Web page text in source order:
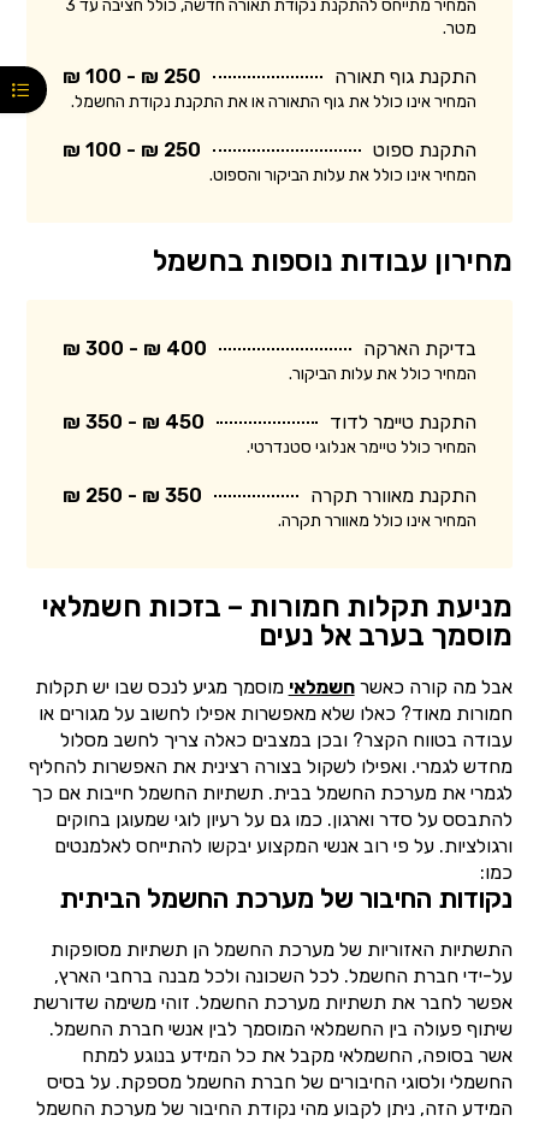
המחיר מתייחס להתקנת נקודת תאורה חדשה, כולל חציבה עד 3
מטר.
התקנת גוף תאורה 250 ₪ - 100 ₪
המחיר אינו כולל את גוף התאורה או את התקנת נקודת החשמל.
התקנת ספוט 250 ₪ - 100 ₪
המחיר אינו כולל את עלות הביקור והספוט.
מחירון עבודות נוספות בחשמל
בדיקת הארקה 400 ₪ - 300 ₪
המחיר כולל את עלות הביקור.
התקנת טיימר לדוד 450 ₪ - 350 ₪
המחיר כולל טיימר אנלוגי סטנדרטי.
התקנת מאוורר תקרה 350 ₪ - 250 ₪
המחיר אינו כולל מאוורר תקרה.
מניעת תקלות חמורות – בזכות חשמלאי
מוסמך בערב אל נעים
אבל מה קורה כאשרחשמלאי מוסמך מגיע לנכס שבו יש תקלות
חמורות מאוד? כאלו שלא מאפשרות אפילו לחשוב על מגורים או
עבודה בטווח הקצר? ובכן במצבים כאלה צריך לחשב מסלול
מחדש לגמרי. ואפילו לשקול בצורה רצינית את האפשרות להחליף
לגמרי את מערכת החשמל בבית. תשתיות החשמל חייבות אם כך
להתבסס על סדר וארגון. כמו גם על רעיון לוגי שמעוגן בחוקים
ורגולציות. על פי רוב אנשי המקצוע יבקשו להתייחס לאלמנטים
כמו:
נקודות החיבור של מערכת החשמל הביתית
התשתיות האזוריות של מערכת החשמל הן תשתיות מסופקות
על-ידי חברת החשמל. לכל השכונה ולכל מבנה ברחבי הארץ,
אפשר לחבר את תשתיות מערכת החשמל. זוהי משימה שדורשת
שיתוף פעולה בין החשמלאי המוסמך לבין אנשי חברת החשמל.
אשר בסופה, החשמלאי מקבל את כל המידע בנוגע למתח
החשמלי ולסוגי החיבורים של חברת החשמל מספקת. על בסיס
המידע הזה, ניתן לקבוע מהי נקודת החיבור של מערכת החשמל